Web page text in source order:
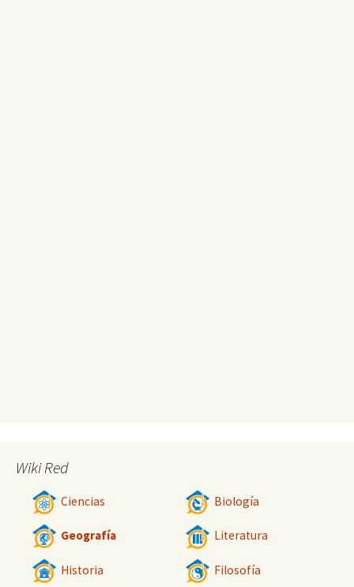
Wiki Red
Ciencias Biología
Geografía Literatura
Historia Filosofía